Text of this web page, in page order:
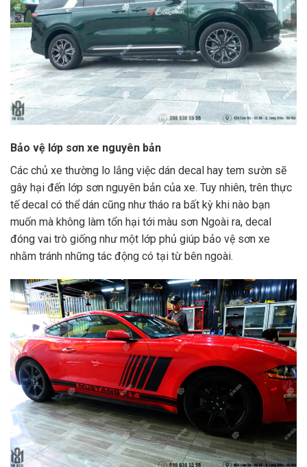
Bảo vệ lớp sơn xe nguyên bản
Các chủ xe thường lo lắng việc dán decal hay tem sườn sẽ
gây hại đến lớp sơn nguyên bản của xe. Tuy nhiên, trên thực
tế decal có thể dán cũng như tháo ra bất kỳ khi nào bạn
muốn mà không làm tổn hại tới màu sơn Ngoài ra, decal
đóng vai trò giống như một lớp phủ giúp bảo vệ sơn xe
nhằm tránh những tác động có tại từ bên ngoài.